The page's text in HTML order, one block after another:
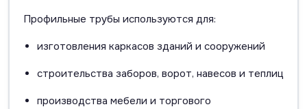
Профильные трубы используются для:
изготовления каркасов зданий и сооружений
строительства заборов, ворот, навесов и теплиц
производства мебели и торгового